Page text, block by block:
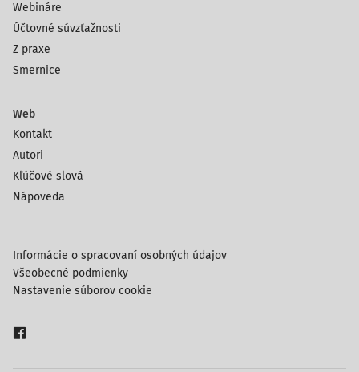
Webináre
Účtovné súvzťažnosti
Z praxe
Smernice
Web
Kontakt
Autori
Kľúčové slová
Nápoveda
Informácie o spracovaní osobných údajov
Všeobecné podmienky
Nastavenie súborov cookie